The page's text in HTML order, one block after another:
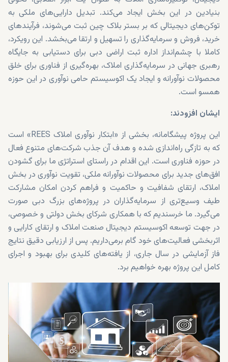
بنیادین در این بخش ایجاد می‌کند. تبدیل دارایی‌های ملکی به
توکن‌های دیجیتالی که بر بستر بلاک چین ثبت می‌شوند، فرآیندهای
خرید، فروش و سرمایه‌گذاری را تسهیل و ارتقا می‌بخشد. این رویکرد،
کاملا با چشم‌انداز اداره ثبت اراضی دبی برای دستیابی به جایگاه
رهبری جهانی در سرمایه‌گذاری املاک، بهره‌گیری از فناوری برای خلق
محصولات نوآورانه و ایجاد یک اکوسیستم حامی نوآوری در این حوزه
همسو است.
ایشان افزودند:
این پروژه پیشگامانه، بخشی از «ابتکار نوآوری املاک REES» است
که به تازگی راه‌اندازی شده و هدف آن جذب شرکت‌های متنوع فعال
در حوزه فناوری است. این اقدام در راستای استراتژی ما برای گشودن
افق‌های جدید برای محصولات نوآورانه ملکی، تقویت نوآوری در بخش
املاک، ارتقای شفافیت و حاکمیت و فراهم کردن امکان مشارکت
طیف وسیع‌تری از سرمایه‌گذاران در پروژه‌های بزرگ دبی صورت
می‌گیرد. ما خرسندیم که با همکاری شرکای بخش دولتی و خصوصی،
در جهت توسعه اکوسیستم دیجیتال صنعت املاک و ارتقای کارایی و
اثربخشی فعالیت‌های خود گام برمی‌داریم. پس از ارزیابی دقیق نتایج
فاز آزمایشی در سال جاری، از یافته‌های کلیدی برای بهبود و اجرای
کامل این پروژه بهره خواهیم برد.